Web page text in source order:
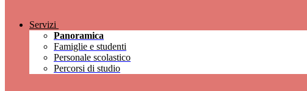
Servizi
Panoramica
Famiglie e studenti
Personale scolastico
Percorsi di studio